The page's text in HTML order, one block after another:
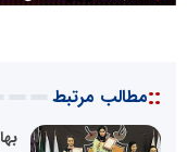
::مطالب مرتبط